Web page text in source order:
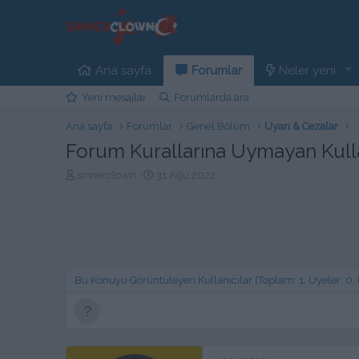
Ana sayfa Forumlar Neler yeni
Yeni mesajlar Forumlarda ara
Ana sayfa Forumlar Genel Bölüm Uyarı & Cezalar
Forum Kurallarına Uymayan
b
t
ı
i
Bu Konuyu Görüntüleyen Kullanıcılar (Toplam: 1, Üyeler: 0,